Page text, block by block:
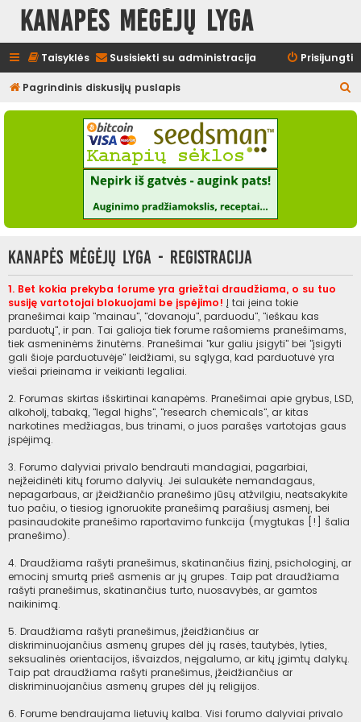
Kanapės mėgėjų lyga
Taisyklės Susisiekti su administracija Prisijungti
Pagrindinis diskusijų puslapis
e
Kanapės mėgėjų lyga - Registracija
1. Bet kokia prekyba forume yra griežtai draudžiama, o su tuo
susiję vartotojai blokuojami be įspėjimo! Į tai įeina tokie
pranešimai kaip "mainau", "dovanoju", parduodu", "ieškau kas
parduotų", ir pan. Tai galioja tiek forume rašomiems pranešimams,
tiek asmeninėms žinutėms. Pranešimai "kur galiu įsigyti" bei "įsigyti
gali šioje parduotuvėje" leidžiami, su sąlyga, kad parduotuvė yra
viešai prieinama ir veikianti legaliai.
2. Forumas skirtas išskirtinai kanapėms. Pranešimai apie grybus, LSD,
alkoholį, tabaką, "legal highs", "research chemicals", ar kitas
narkotines medžiagas, bus trinami, o juos parašęs vartotojas gaus
įspėjimą.
3. Forumo dalyviai privalo bendrauti mandagiai, pagarbiai,
neįžeidinėti kitų forumo dalyvių. Jei sulaukėte nemandagaus,
nepagarbaus, ar įžeidžiančio pranešimo jūsų atžvilgiu, neatsakykite
tuo pačiu, o tiesiog ignoruokite pranešimą parašiusį asmenį, bei
pasinaudokite pranešimo raportavimo funkcija (mygtukas [!] šalia
pranešimo).
4. Draudžiama rašyti pranešimus, skatinančius fizinį, psichologinį, ar
emocinį smurtą prieš asmenis ar jų grupes. Taip pat draudžiama
rašyti pranešimus, skatinančius turto, nuosavybės, ar gamtos
naikinimą.
5. Draudžiama rašyti pranešimus, įžeidžiančius ar
diskriminuojančius asmenų grupes dėl jų rasės, tautybės, lyties,
seksualinės orientacijos, išvaizdos, neįgalumo, ar kitų įgimtų dalykų.
Taip pat draudžiama rašyti pranešimus, įžeidžiančius ar
diskriminuojančius asmenų grupes dėl jų religijos.
6. Forume bendraujama lietuvių kalba. Visi forumo dalyviai privalo